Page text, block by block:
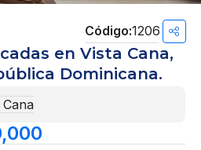
1206
en Vista Cana,
Dominicana.